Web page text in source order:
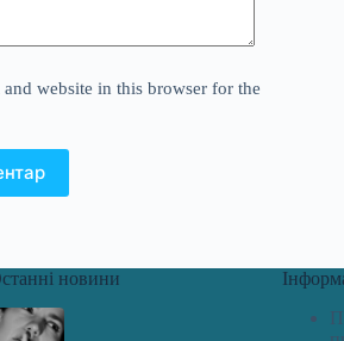
website in this browser for the
новини